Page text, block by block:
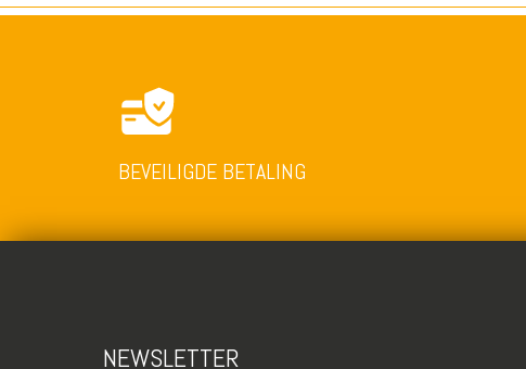
BEVEILIGDE BETALING
NEWSLETTER